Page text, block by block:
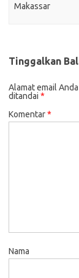
Makassar
Tinggalkan
Alamat email
ditandai *
Komentar*
Nama